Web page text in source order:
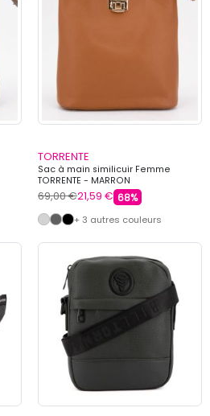
TORRENTE
Sac à main similicuir Femme
TORRENTE - MARRON
69,00 €21,59 € 68%
+ 3 autres couleurs